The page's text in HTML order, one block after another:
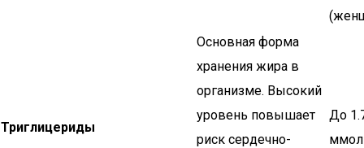
Триглицериды
Основная форма
хранения жира в
организме. Высокий
уровень повышает
риск сердечно-
До